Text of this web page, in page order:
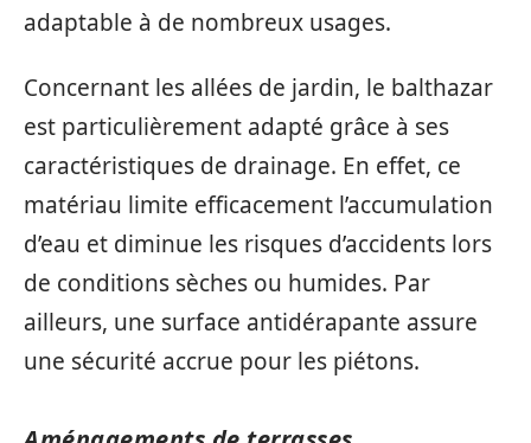
adaptable à de nombreux usages.
Concernant les allées de jardin, le balthazar
est particulièrement adapté grâce à ses
caractéristiques de drainage. En effet, ce
matériau limite efficacement l’accumulation
d’eau et diminue les risques d’accidents lors
de conditions sèches ou humides. Par
ailleurs, une surface antidérapante assure
une sécurité accrue pour les piétons.